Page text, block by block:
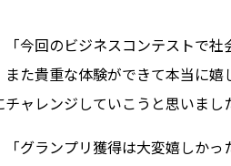
今回のビジネスコンテストで
た貴重な体験ができて本当に嬉
ャレンジしていこうと思いまし
グランプリ獲得は大変嬉しか